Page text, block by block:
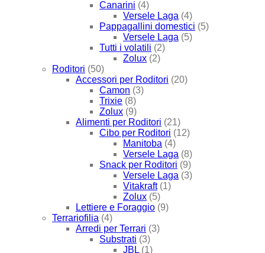
Canarini (4)
Versele Laga (4)
Pappagallini domestici (5)
Versele Laga (5)
Tutti i volatili (2)
Zolux (2)
Roditori (50)
Accessori per Roditori (20)
Camon (3)
Trixie (8)
Zolux (9)
Alimenti per Roditori (21)
Cibo per Roditori (12)
Manitoba (4)
Versele Laga (8)
Snack per Roditori (9)
Versele Laga (3)
Vitakraft (1)
Zolux (5)
Lettiere e Foraggio (9)
Terrariofilia (4)
Arredi per Terrari (3)
Substrati (3)
JBL (1)